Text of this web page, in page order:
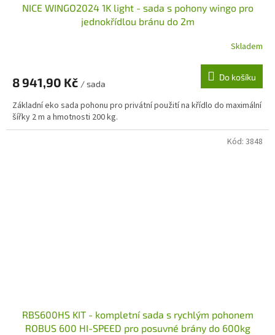
NICE WINGO2024 1K light - sada s pohony wingo pro
jednokřídlou bránu do 2m
Skladem
8 941,90 Kč / sada
Do košíku
Základní eko sada pohonu pro privátní použití na křídlo do maximální
šířky 2 m a hmotnosti 200 kg.
RBS600HS KIT - kompletní sada s rychlým pohonem
ROBUS 600 HI-SPEED pro posuvné brány do 600kg
Kód: 3848